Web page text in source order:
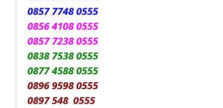
0857 7748 0555
0856 4108 0555
0857 7238 0555
0838 7538 0555
0877 4588 0555
0896 9598 0555
0897 548 0555